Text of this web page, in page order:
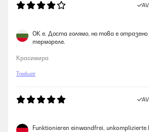
ОК е. Доста голямо, но това е
термореле.
Красимира
Traduzir
Funktionieren einwandfrei, unkomplizierte